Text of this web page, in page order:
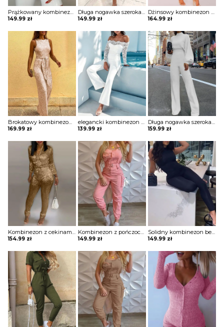
Prążkowany kombinezon z zamkiem przodu Zvonka
149.99 zł
Długa nogawka szeroka krótki rękaw dekolt V kołnierzyk bez wzoru ściągacz elegancki luźny lato kombinezon Ladislava
149.99 zł
Dżinsowy kombinezon bez rękawów z guzikami i kieszeniami Caryn
164.99 zł
Brokatowy kombinezon bez rękawów z okrągłym dekoltem i cekinami Tammera
169.99 zł
elegancki kombinezon z szerokimi nogawkami i koronkowymi rękawami romper Alaina
139.99 zł
Długa nogawka szeroka długi rękaw bufki dekolt prosty luźny wiązanie elegancki kombinezon Rasa
159.99 zł
Kombinezon z cekinami zapinany na zamek i wiązany w talii Assel
154.99 zł
Kombinezon z pończochami w stylu kieszonkowym Kyunghee
149.99 zł
Solidny kombinezon bez rękawów z okrągłym dekoltem Nineke
149.99 zł